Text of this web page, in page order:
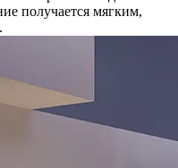
получается мягким,